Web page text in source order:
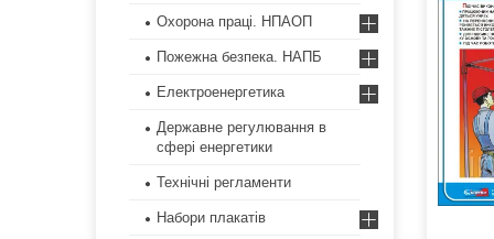
Охорона праці. НПАОП
Пожежна безпека. НАПБ
Електроенергетика
Державне регулювання в
сфері енергетики
Технічні регламенти
Набори плакатів